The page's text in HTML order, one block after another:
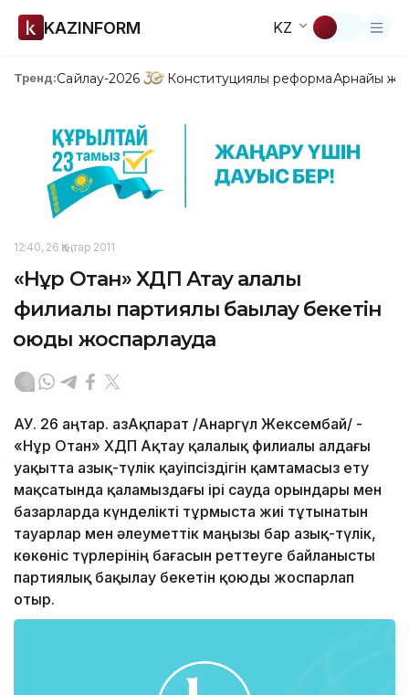
KAZINFORM KZ
Тренд:Сайлау-2026 Конституциялық реформаАрнайы
12:40, 26 Қаңтар 2011
«Нұр Отан» ХДП Ақтау қалалық
филиалы партиялық бақылау бекетін
қоюды жоспарлауда
АУ. 26 Қаңтар. ҚазАқпарат /Анаргүл Жексембай/ -
«Нұр Отан» ХДП Ақтау қалалық филиалы алдағы
уақытта азық-түлік қауіпсіздігін қамтамасыз ету
мақсатында қаламыздағы ірі сауда орындары мен
базарларда күнделікті тұрмыста жиі тұтынатын
тауарлар мен әлеуметтік маңызы бар азық-түлік,
көкөніс түрлерінің бағасын реттеуге байланысты
партиялық бақылау бекетін қоюды жоспарлап
отыр.